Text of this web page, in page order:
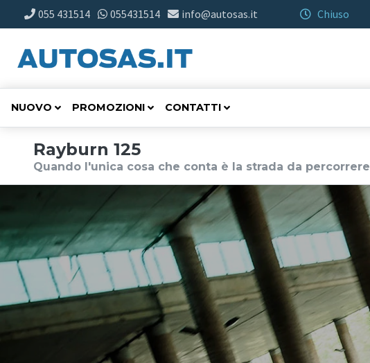
055 431514 055431514 info@autosas.it Chiuso
NUOVO PROMOZIONI CONTATTI
Rayburn 125
Quando l'unica cosa che conta è la strada da percorrere